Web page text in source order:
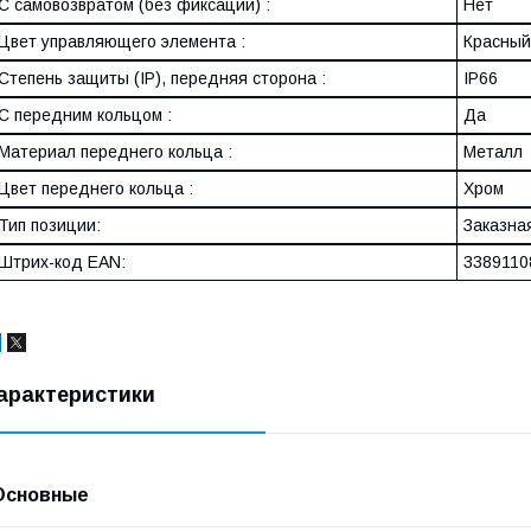
самовозвратом (без фиксации) :
Нет
управляющего элемента :
Красный
защиты (IP), передняя сторона :
IP66
передним кольцом :
Да
переднего кольца :
Металл
переднего кольца :
Хром
позиции:
код EAN: